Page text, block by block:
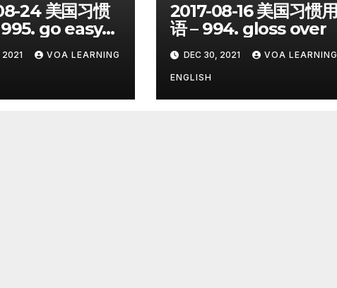
24 美国习惯
995. go easy
2021 VOA LEARNING
2017-08-16 美国习惯用
语 – 994. gloss over
DEC 30, 2021 VOA LEARNING
ENGLISH